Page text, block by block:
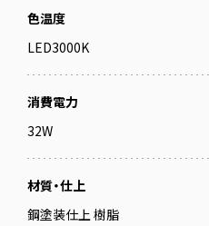
色温度
LED3000K
消費電力
32W
材質・仕上
鋼塗装仕上 樹脂